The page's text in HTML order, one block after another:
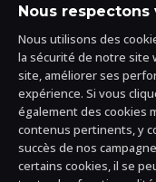
Niveaux de trading
Marchés
Rentabilité
Affiliés
Influenceurs
Trust Center
AI
Nous
Nous utilisons des
la sécurité de notre site
site, améliorer ses
expérience. Si vous
également des cookies
contenus pertinents, y
succès de nos
certains cookies, il se